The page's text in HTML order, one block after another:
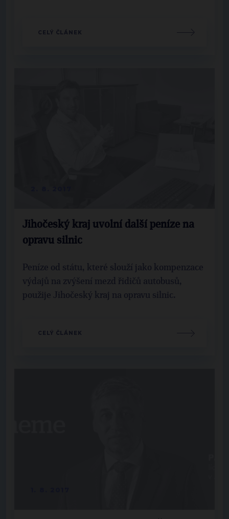
CELÝ ČLÁNEK
Jihočeský kraj uvolní další peníze na
opravu silnic
Peníze od státu, které slouží jako kompenzace
výdajů na zvýšení mezd řidičů autobusů,
použije Jihočeský kraj na opravu silnic.
CELÝ ČLÁNEK